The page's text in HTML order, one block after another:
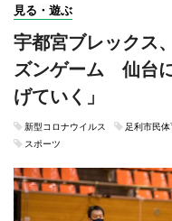
見る・遊ぶ
宇都宮ブレックス
ズンゲーム 仙台
げていく」
新型コロナウイルス 足利市民
スポーツ